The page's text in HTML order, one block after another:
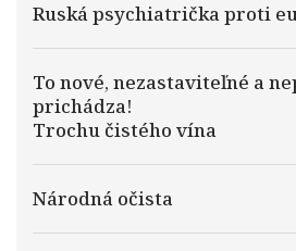
Ruská psychiatrička proti
To nové, nezastaviteľné a
prichádza!
Trochu čistého vína
Národná očista